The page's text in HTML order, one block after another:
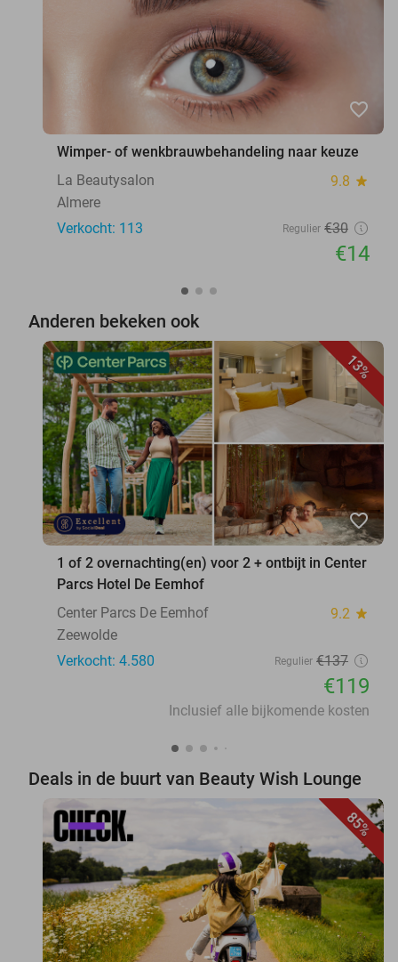
favorite_border
Wimper- of wenkbrauwbehandeling naar keuze
La Beautysalon
9.8 star
Almere
Verkocht: 113
Regulier €30
€14
Anderen bekeken ook
13%
favorite_border
1 of 2 overnachting(en) voor 2 + ontbijt in Center
Parcs Hotel De Eemhof
Center Parcs De Eemhof
9.2 star
Zeewolde
Verkocht: 4.580
Regulier €137
€119
Inclusief alle bijkomende kosten
Deals in de buurt van Beauty Wish Lounge
85%